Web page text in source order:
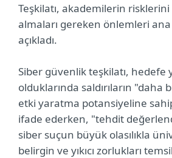
Teşkilatı, akademilerin
almaları gereken önlemleri
açıkladı.
Siber güvenlik teşkilatı, hedefe
olduklarında saldırıların "daha
etki yaratma potansiyeline
ifade ederken, "tehdit
siber suçun büyük olasılıkla
belirgin ve yıkıcı zorlukları